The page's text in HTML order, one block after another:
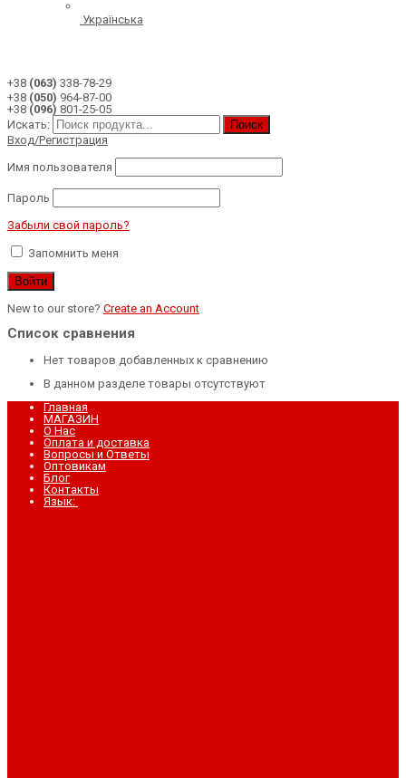
Українська
+38 (063) 338-78-29
+38 (050) 964-87-00
+38 (096) 801-25-05
Искать:
Поиск
Вход/Регистрация
Имя пользователя
Пароль
Забыли свой пароль?
Запомнить меня
New to our store? Create an Account
Список сравнения
Нет товаров добавленных к сравнению
В данном разделе товары отсутствуют
Главная
МАГАЗИН
О Нас
Оплата и доставка
Вопросы и Ответы
Оптовикам
Блог
Контакты
Язык: